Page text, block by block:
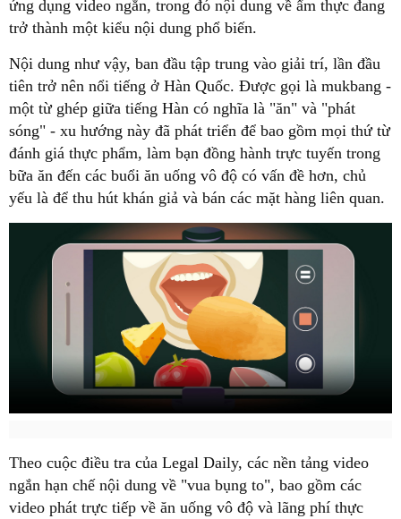
ứng dụng video ngắn, trong đó nội dung về ẩm thực đang
trở thành một kiểu nội dung phổ biến.
Nội dung như vậy, ban đầu tập trung vào giải trí, lần đầu
tiên trở nên nổi tiếng ở Hàn Quốc. Được gọi là mukbang -
một từ ghép giữa tiếng Hàn có nghĩa là "ăn" và "phát
sóng" - xu hướng này đã phát triển để bao gồm mọi thứ từ
đánh giá thực phẩm, làm bạn đồng hành trực tuyến trong
bữa ăn đến các buổi ăn uống vô độ có vấn đề hơn, chủ
yếu là để thu hút khán giả và bán các mặt hàng liên quan.
Theo cuộc điều tra của Legal Daily, các nền tảng video
ngắn hạn chế nội dung về "vua bụng to", bao gồm các
video phát trực tiếp về ăn uống vô độ và lãng phí thực